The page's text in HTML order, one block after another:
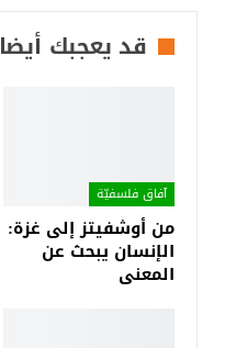
قد يعجبك أيضا
آفاق فلسفيّة‎
من أوشفيتز إلى غزة:
الإنسان يبحث عن
المعنى